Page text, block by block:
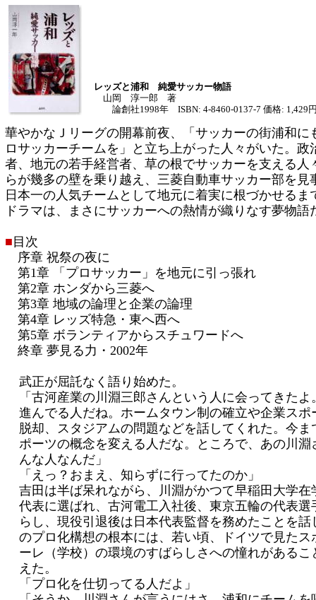
レッズと浦和 純愛サッカー物語
山岡 淳一郎 著
論創社1998年 ISBN: 4-8460-0137-7 価格: 1,429
華やかなＪリーグの開幕前夜、「サッカーの街浦和に
ロサッカーチームを」と立ち上がった人々がいた。政
者、地元の若手経営者、草の根でサッカーを支える人
らが幾多の壁を乗り越え、三菱自動車サッカー部を見
日本一の人気チームとして地元に着実に根づかせるま
ドラマは、まさにサッカーへの熱情が織りなす夢物語
■ 目次
序章 祝祭の夜に
第1章 「プロサッカー」を地元に引っ張れ
第2章 ホンダから三菱へ
第3章 地域の論理と企業の論理
第4章 レッズ特急・東へ西へ
第5章 ボランティアからスチュワードへ
終章 夢見る力・2002年
武正が屈託なく語り始めた。
「古河産業の川淵三郎さんという人に会ってきたよ
進んでる人だね。ホームタウン制の確立や企業スポ
脱却、スタジアムの問題などを話してくれた。今ま
ポーツの概念を変える人だな。ところで、あの川淵
んな人なんだ」
「えっ？おまえ、知らずに行ってたのか」
吉田は半ば呆れながら、川淵がかつて早稲田大学在
代表に選ばれ、古河電工入社後、東京五輪の代表選
らし、現役引退後は日本代表監督を務めたことを話
のプロ化構想の根本には、若い頃、ドイツで見たス
ーレ（学校）の環境のすばらしさへの憧れがあるこ
えた。
「プロ化を仕切ってる人だよ」